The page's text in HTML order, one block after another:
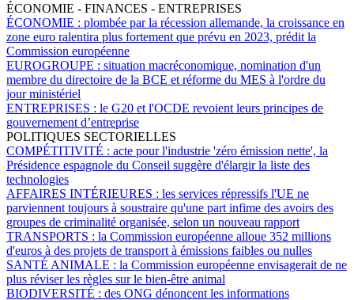
ÉCONOMIE - FINANCES - ENTREPRISES
ÉCONOMIE : plombée par la récession allemande, la croissance en
zone euro ralentira plus fortement que prévu en 2023, prédit la
Commission européenne
EUROGROUPE : situation macréconomique, nomination d'un
membre du directoire de la BCE et réforme du MES à l'ordre du
jour ministériel
ENTREPRISES : le G20 et l'OCDE revoient leurs principes de
gouvernement d’entreprise
POLITIQUES SECTORIELLES
COMPÉTITIVITÉ : acte pour l'industrie 'zéro émission nette', la
Présidence espagnole du Conseil suggère d'élargir la liste des
technologies
AFFAIRES INTÉRIEURES : les services répressifs l'UE ne
parviennent toujours à soustraire qu'une part infime des avoirs des
groupes de criminalité organisée, selon un nouveau rapport
TRANSPORTS : la Commission européenne alloue 352 millions
d'euros à des projets de transport à émissions faibles ou nulles
SANTÉ ANIMALE : la Commission européenne envisagerait de ne
plus réviser les règles sur le bien-être animal
BIODIVERSITÉ : des ONG dénoncent les informations